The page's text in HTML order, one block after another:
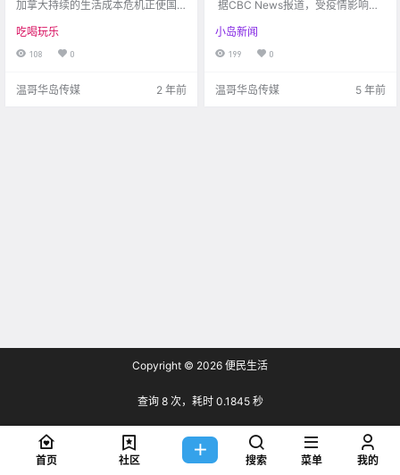
加拿大持续的生活成本危机正使国
产率已达到近年来的最高水平。 加
拿大破产与重组专业人士协会（CAI
债务泥潭，因为.
吃喝玩乐
108 0
温哥华岛传媒 2 年前
22家知名大公司申请破产保护，达
到十年来最高点，是正常情况的4
真是没完没了！Vic.
小岛新闻
199 0
温哥华岛传媒 5 年前
Copyright © 2026 便民生活
查询 8 次，耗时 0.1845 秒
首页 社区 搜索 菜单 我的